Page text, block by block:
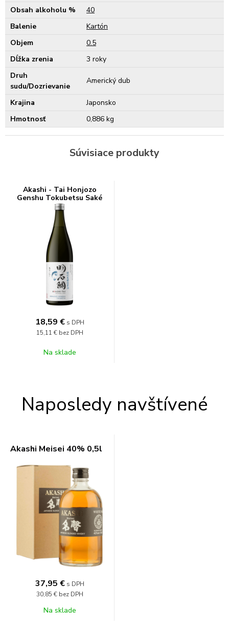
Obsah alkoholu %
40
Balenie
Kartón
Objem
0.5
Dĺžka zrenia
3 roky
Druh
sudu/Dozrievanie
Americký dub
Krajina
Japonsko
Hmotnosť
0,886 kg
Súvisiace produkty
Akashi - Tai Honjozo
Genshu Tokubetsu Saké
0,72l 19%
18,59 € s DPH
15,11 € bez DPH
Na sklade
Naposledy navštívené
Akashi Meisei 40% 0,5l
37,95 € s DPH
30,85 € bez DPH
Na sklade